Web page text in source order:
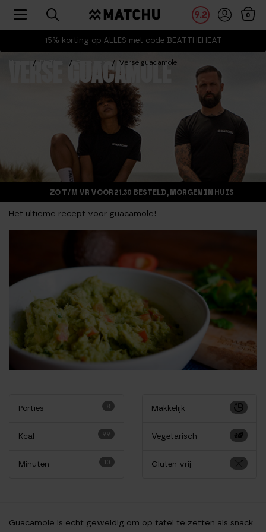
15% korting op ALLES met code BEATTHEHEAT
9.2 0
Toggle navigation
Verse guacamole
VERSE GUACAMOLE
ZO T/M VR VOOR 21.30 BESTELD, MORGEN IN HUIS
Het ultieme recept voor guacamole!
Porties 8
Kcal 99
Minuten 10
Makkelijk
Vegetarisch
Gluten vrij
Guacamole is echt geweldig om op tafel te zetten als snack